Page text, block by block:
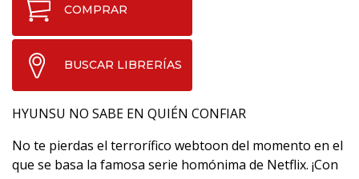
COMPRAR
BUSCAR LIBRERÍAS
HYUNSU NO SABE EN QUIÉN CONFIAR
No te pierdas el terrorífico webtoon del momento en el
que se basa la famosa serie homónima de Netflix. ¡Con